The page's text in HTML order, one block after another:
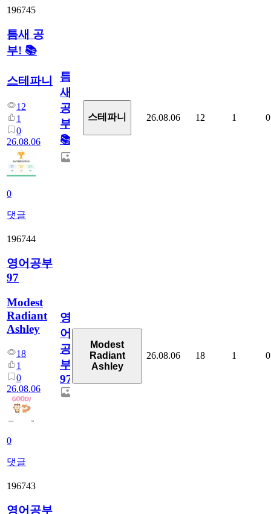
196745
틈새 공
부! 📚
스테파니
12
1
0
26.08.06
0
댓글
틈
새
공
부!
📚
스테파니 26.08.06 12 1 0
196744
영어공부
97
Modest
Radiant
Ashley
18
1
0
26.08.06
0
댓글
영
어
공
부
97
Modest
Radiant
Ashley
26.08.06 18 1 0
196743
영어공부